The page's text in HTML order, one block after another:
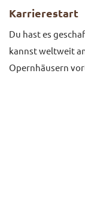
Karrierestart
Du hast es
kannst weltweit
Opernhäusern